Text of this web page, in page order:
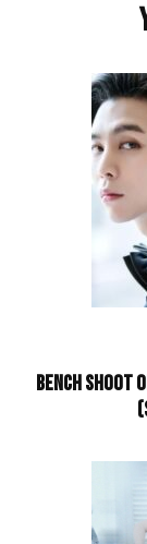
BENCH Shoot